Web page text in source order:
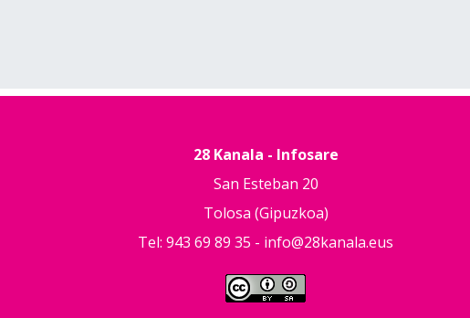
28 Kanala - Infosare
San Esteban 20
Tolosa (Gipuzkoa)
Tel: 943 69 89 35 - info@28kanala.eus